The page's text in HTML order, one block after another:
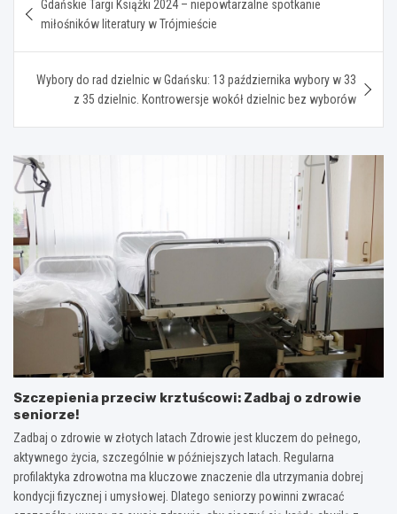
wpisu
Gdańskie Targi Książki 2024 – niepowtarzalne spotkanie
miłośników literatury w Trójmieście
Wybory do rad dzielnic w Gdańsku: 13 października wybory w 33
z 35 dzielnic. Kontrowersje wokół dzielnic bez wyborów
Szczepienia przeciw krztuścowi: Zadbaj o zdrowie
seniorze!
Zadbaj o zdrowie w złotych latach Zdrowie jest kluczem do pełnego,
aktywnego życia, szczególnie w późniejszych latach. Regularna
profilaktyka zdrowotna ma kluczowe znaczenie dla utrzymania dobrej
kondycji fizycznej i umysłowej. Dlatego seniorzy powinni zwracać